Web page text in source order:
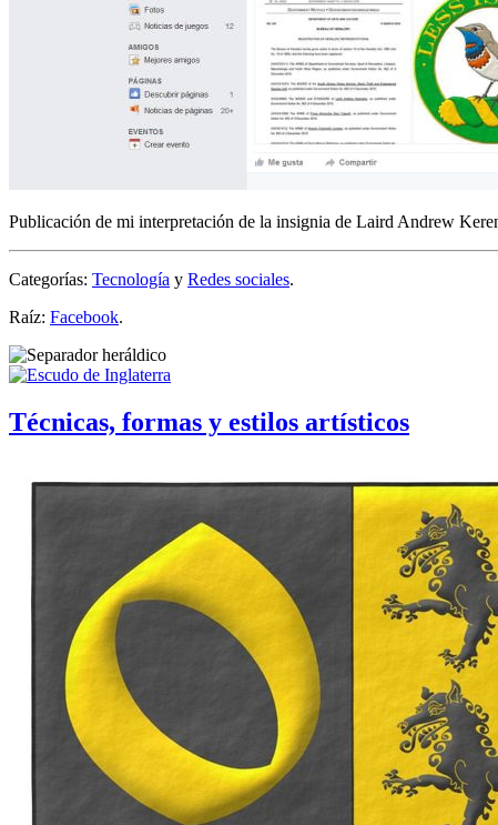
Publicación de mi interpretación de la insignia de Laird Andrew
Categorías: Tecnología y Redes sociales.
Raíz: Facebook.
Técnicas, formas y estilos artísticos